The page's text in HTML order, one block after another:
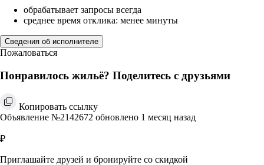
обрабатывает запросы всегда
среднее время отклика: менее минуты
Сведения об исполнителе
Пожаловаться
Понравилось жильё? Поделитесь с друзьями
Копировать ссылку
Объявление №2142672 обновлено 1 месяц назад
₽
Приглашайте друзей и бронируйте со скидкой